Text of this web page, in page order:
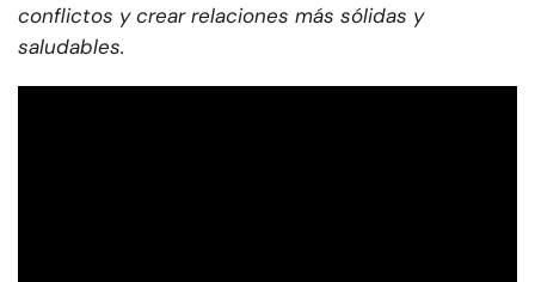
conflictos y crear relaciones más sólidas y
saludables.